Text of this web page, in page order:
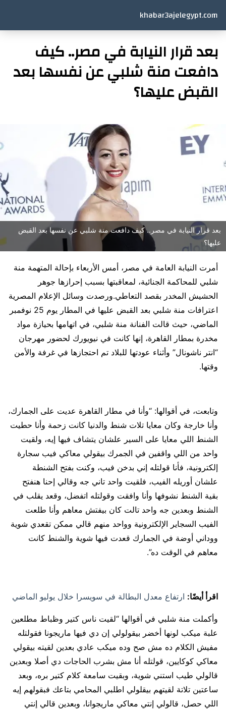
khabar3ajelegypt.com
بعد قرار النيابة في مصر.. كيف
دافعت منة شلبي عن نفسها بعد
القبض عليها؟
بعد قرار النيابة في مصر.. كيف دافعت منة شلبي عن نفسها بعد القبض
عليها؟
أمرت النيابة العامة في مصر، أمس الأربعاء بإحالة المتهمة منة
شلبي للمحاكمة الجنائية، لمعاقبتها بسبب إحرازها جوهر
الحشيش المخدر بقصد التعاطي.ورصدت وسائل الإعلام المصرية
اعترافات منة شلبي بعد القبض عليها في المطار يوم 25 نوفمبر
الماضي، حيث قالت الفنانة منة شلبي، في اتهامها بحيازة مواد
مخدرة بمطار القاهرة، إنها كانت في نيويورك لحضور مهرجان
“انتر ناشونال” وأثناء عودتها للبلاد تم احتجازها في غرفة والأمن
وقتها.
وتابعت، في أقوالها: “وأنا في مطار القاهرة عديت على الجمارك،
وأنا خارجة وكان معايا تلات شنط والدنيا كانت زحمة وأنا حطيت
الشنط اللي معايا على السير علشان يتشاف فيها إيه، ولقيت
واحد من اللي واقفين في الجمرك بيقولي معاكي فيب سجارة
إلكترونية، فأنا قولتله إني بدخن فيب، وكنت بفتح الشنطة
علشان أوريله الفيب، فلقيت واحد تاني جه وقالي إحنا هنفتح
بقية الشنط نشوفها وأنا وافقت وقولتله اتفضل، وقعد يقلب في
الشنط وبعدين جه واحد تالت كان بيفتش معاهم وأنا طلعت
الفيب السجاير الإلكترونية وواحد منهم قالي ممكن تقعدي شوية
ووداني أوضة في الجمارك قعدت فيها شوية والشنط كانت
معاهم في الوقت ده”.
اقرأ أيضًا: ارتفاع معدل البطالة في سويسرا خلال يوليو الماضي
وأكملت منة شلبي في أقوالها “لقيت ناس كتير وظباط مطلعين
علبة ميكب لونها أخضر بيقولولي إن دي فيها ماريجونا فقولتله
مفيش الكلام ده مش صح وده ميكب عادي بعدين لقيته بيقولي
معاكي كوكايين، قولتله أنا مش بشرب الحاجات دي أصلا وبعدين
قالولي طيب استني شوية، وبقيت سامعة کلام کتیر بره، وبعد
ساعتين تلاتة لقيتهم بيقلولي اطلبي المحامي بتاعك فبقولهم إيه
اللي حصل، قالولي إنتي معاكي ماريجوانا، وبعدين قالي إنتي